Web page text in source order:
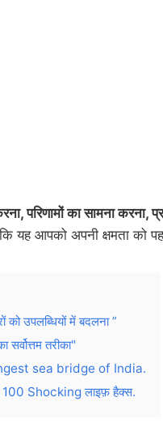
परिणामों का सामना करना,
आपको अपनी क्षमता को
उपलब्धियों में बदलना ”
तरीका"
sea bridge of India.
Shocking लाइफ़ हैक्स.